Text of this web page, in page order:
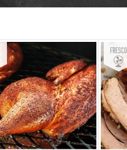
Fresco